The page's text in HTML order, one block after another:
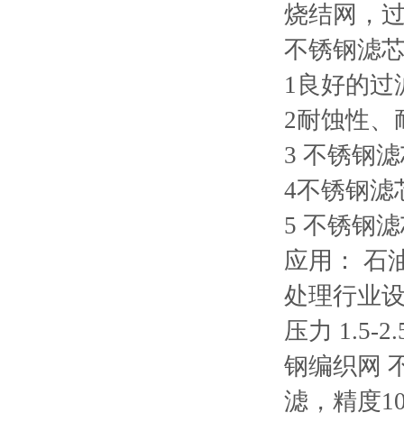
烧结网，
不锈钢滤
1良好的过
2耐蚀性、
3 不锈钢
4不锈钢滤
5 不锈钢
应用： 石
处理行业
压力 1.5-
钢编织网
滤，精度